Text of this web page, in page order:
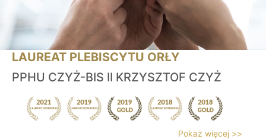
LAUREAT PLEBISCYTU ORŁY
PPHU CZYŻ-BIS II KRZYSZTOF CZYŻ
Pokaż więcej >>